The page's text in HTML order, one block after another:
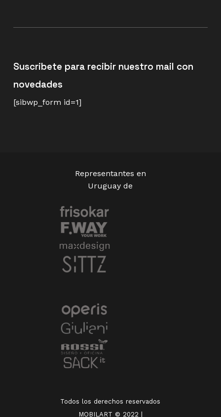
Suscribete para recibir nuestro mail con
novedades
[sibwp_form id=1]
Representantes en
Uruguay de
Todos los derechos reservados
MOBILART © 2022 |